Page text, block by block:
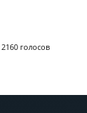
2160 голосов